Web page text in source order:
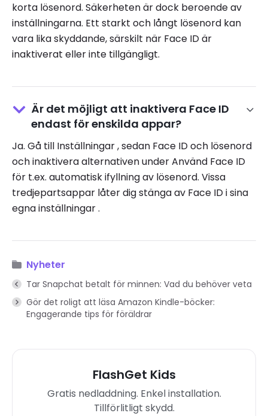
korta lösenord. Säkerheten är dock beroende av
inställningarna. Ett starkt och långt lösenord kan
vara lika skyddande, särskilt när Face ID är
inaktiverat eller inte tillgängligt.
Är det möjligt att inaktivera Face ID
endast för enskilda appar?
Ja. Gå till Inställningar , sedan Face ID och lösenord
och inaktivera alternativen under Använd Face ID
för t.ex. automatisk ifyllning av lösenord. Vissa
tredjepartsappar låter dig stänga av Face ID i sina
egna inställningar .
Nyheter
Tar Snapchat betalt för minnen: Vad du behöver veta
Gör det roligt att läsa Amazon Kindle-böcker:
Engagerande tips för föräldrar
FlashGet Kids
Gratis nedladdning. Enkel installation.
Tillförlitligt skydd.